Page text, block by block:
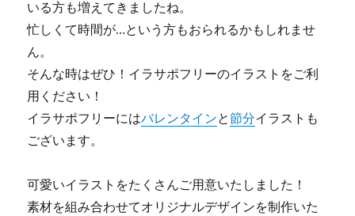
いる方も増えてきましたね。
忙しくて時間が…という方もおられるかもしれませ
ん。
そんな時はぜひ！イラサポフリーのイラストをご利
用ください！
イラサポフリーにはバレンタインと節分イラストも
ございます。
可愛いイラストをたくさんご用意いたしました！
素材を組み合わせてオリジナルデザインを制作いた